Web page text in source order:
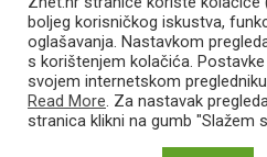
li Krist kormilo moje životne
kada zaprijeti oluja? Slušam li
odgovara ili joj dopuštam da
moje odluke i oblikuje moje
Može se dogoditi da osoba
POLITIKA PRIVATNOSTI UVJETI
CJENIK
boljeg korisničkog iskustva,
oglašavanja. Nastavkom
s korištenjem kolačića.
svojem internetskom
Read More. Za nastavak
stranica klikni na gumb "Slažem